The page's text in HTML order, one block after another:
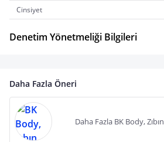
Cinsiyet
Denetim Yönetmeliği Bilgileri
Daha Fazla Öneri
Daha Fazla BK Body, Zıbın